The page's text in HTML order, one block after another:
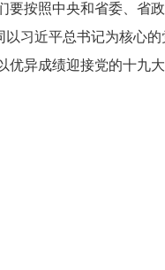
要按照中央和省委、省
以习近平总书记为核心的
优异成绩迎接党的十九